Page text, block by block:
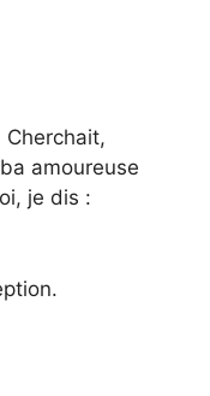
Cherchait,
amoureuse
je dis :